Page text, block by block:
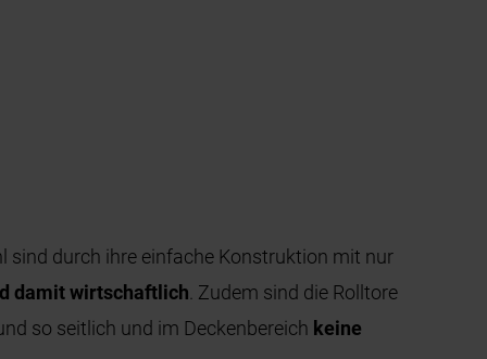
durch ihre einfache Konstruktion mit nur
damit wirtschaftlich . Zudem sind die Rolltore
so seitlich und im Deckenbereich keine